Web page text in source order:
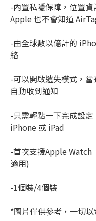
-內置私隱保障，位置
Apple 也不會知道
-由全球數以億計的
絡
-可以開啟遺失模式，
自動收到通知
-只需輕點一下完成設
iPhone 或 iPad
-首次支援Apple Watch
適用)
-1個裝/4個裝
*圖片僅供參考，一切以